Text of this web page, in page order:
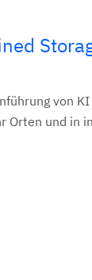
von
Orten und in